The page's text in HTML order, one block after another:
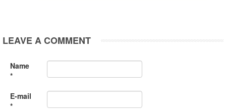
LEAVE A COMMENT
Name
*
E-mail
*